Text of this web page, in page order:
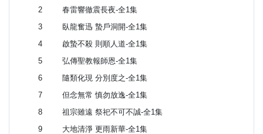
2
春雷響徹震長夜-全1集
3
臥龍奮迅 蟄戶洞開-全1集
4
啟蟄不殺 則順人道-全1集
5
弘傳聖教報師恩-全1集
6
隨類化現 分別度之-全1集
7
但念無常 慎勿放逸-全1集
8
祖宗雖遠 祭祀不可不誠-全1集
9
大地清淨 更雨新華-全1集